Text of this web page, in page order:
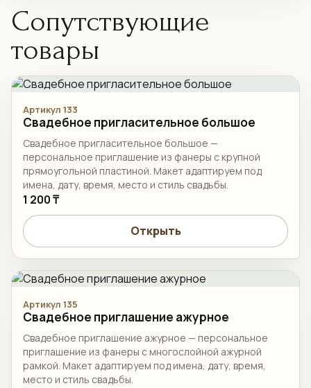
Сопутствующие
товары
Артикул 133
Свадебное пригласительное большое
Свадебное пригласительное большое —
персональное приглашение из фанеры с крупной
прямоугольной пластиной. Макет адаптируем под
имена, дату, время, место и стиль свадьбы.
1 200 ₸
Открыть
Артикул 135
Свадебное приглашение ажурное
Свадебное приглашение ажурное — персональное
приглашение из фанеры с многослойной ажурной
рамкой. Макет адаптируем под имена, дату, время,
место и стиль свадьбы.